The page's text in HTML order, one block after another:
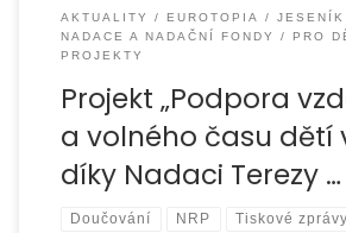
AKTUALITY EUROTOPIA
JESENÍK
NADACE A NADAČNÍ FONDY
PRO
PROJEKTY
Projekt „Podpora
a volného času dětí
díky Nadaci Terezy …
Doučování NRP Tiskové zprávy